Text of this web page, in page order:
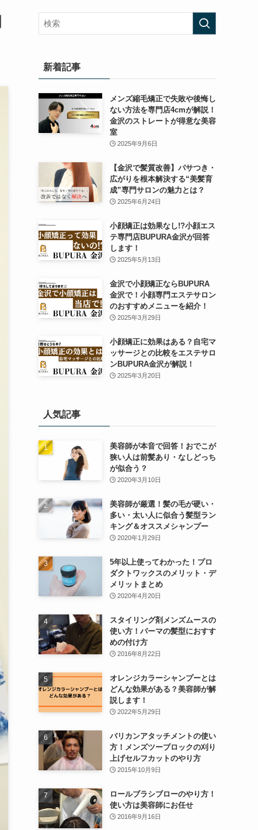
新着記事
メンズ縮毛矯正で失敗や後悔し
ない方法を専門店4cmが解説！
金沢のストレートが得意な美容
室
2025年9月6日
【金沢で髪質改善】パサつき・
広がりを根本解決する“美髪育
成”専門サロンの魅力とは？
2025年6月24日
小顔矯正は効果なし!?小顔エス
テ専門店BUPURA金沢が回答
します！
2025年5月13日
金沢で小顔矯正ならBUPURA
金沢で！小顔専門エステサロン
のおすすめメニューを紹介！
2025年3月29日
小顔矯正に効果はある？自宅マ
ッサージとの比較をエステサロ
ンBUPURA金沢が解説！
2025年3月20日
人気記事
美容師が本音で回答！おでこが
狭い人は前髪あり・なしどっち
が似合う？
2020年3月10日
美容師が厳選！髪の毛が硬い・
多い・太い人に似合う髪型ラン
キング＆オススメシャンプー
2020年1月29日
5年以上使ってわかった！プロ
ダクトワックスのメリット・デ
メリットまとめ
2020年4月20日
スタイリング剤メンズムースの
使い方！パーマの髪型におすす
めの付け方
2016年8月22日
オレンジカラーシャンプーとは
どんな効果がある？美容師が解
説します！
2022年5月29日
バリカンアタッチメントの使い
方！メンズツーブロックの刈り
上げセルフカットのやり方
2015年10月9日
ロールブラシブローのやり方！
使い方は美容師にお任せ
2016年9月16日